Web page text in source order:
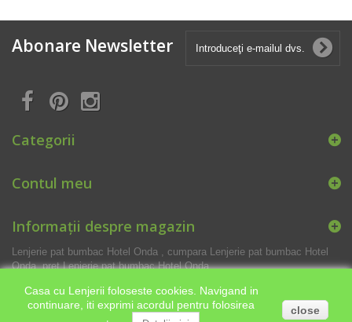
Abonare Newsletter
Categorii
Contul meu
Informații despre magazin
Casa cu Lenjerii foloseste cookies. Navigand in
continuare, iti exprimi acordul pentru folosirea
close
Lenjerie pat bumbac Hotel Onda , cumpara Lenjerie pat bumbac Hotel
Onda, pret Lenjerie pat bumbac Hotel Onda